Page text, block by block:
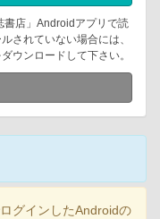
書店」Androidアプリで読
されていない場合には、
ウンロードして下さい。
グインしたAndroidの